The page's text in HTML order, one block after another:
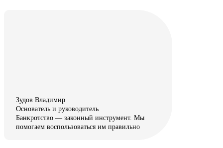
Зудов Владимир
Основатель и руководитель
Банкротство — законный инструмент. Мы
помогаем воспользоваться им правильно